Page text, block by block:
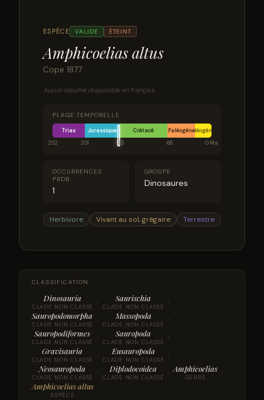
ESPÈCE VALIDE ÉTEINT
Amphicoelias altus
Cope 1877
Aucun résumé disponible en français.
PLAGE TEMPORELLE
Trias Jurassique Crétacé PaléogèneNéogène
252
201 145 66 0 Ma
OCCURRENCES
PBDB
1
GROUPE
Dinosaures
Herbivore Vivant au sol, grégaire Terrestre
CLASSIFICATION
Dinosauria
CLADE NON CLASSÉ › Saurischia
CLADE NON CLASSÉ ›
Sauropodomorpha
CLADE NON CLASSÉ › Massopoda
CLADE NON CLASSÉ ›
Sauropodiformes
CLADE NON CLASSÉ › Sauropoda
CLADE NON CLASSÉ ›
Gravisauria
CLADE NON CLASSÉ › Eusauropoda
CLADE NON CLASSÉ ›
Neosauropoda
CLADE NON CLASSÉ › Diplodocoidea
CLADE NON CLASSÉ › Amphicoelias
GENRE ›
Amphicoelias altus
ESPÈCE